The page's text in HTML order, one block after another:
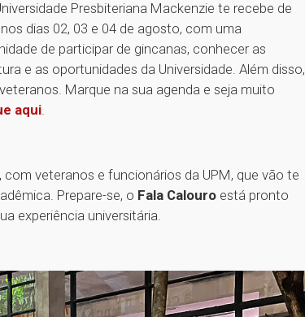
Presbiteriana Mackenzie te recebe de
nos dias 02, 03 e 04 de agosto, com uma
de participar de gincanas, conhecer as
e as oportunidades da Universidade. Além disso,
Marque na sua agenda e seja muito
aqui.
veteranos e funcionários da UPM, que vão te
Prepare-se, o Fala Calouro está pronto
experiência universitária.